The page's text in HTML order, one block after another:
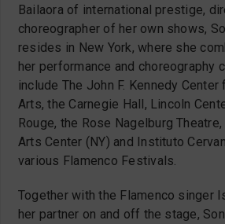
Bailaora of international prestige,
choreographer of her own shows,
resides in New York, where she
her performance and choreography
include The John F. Kennedy
Arts, the Carnegie Hall, Lincoln
Rouge, the Rose Nagelburg
Arts Center (NY) and Instituto
various Flamenco Festivals.
Together with the Flamenco singer
her partner on and off the stage,